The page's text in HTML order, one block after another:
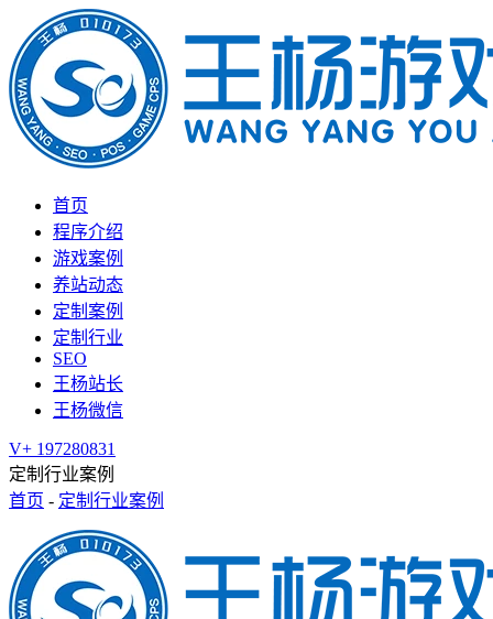
首页
程序介绍
游戏案例
养站动态
定制案例
定制行业
SEO
王杨站长
王杨微信
V+ 197280831
定制行业案例
首页 - 定制行业案例